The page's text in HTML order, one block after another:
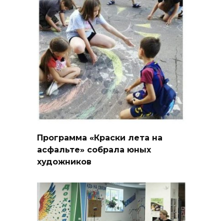
Программа «Краски лета на
асфальте» собрала юных
художников